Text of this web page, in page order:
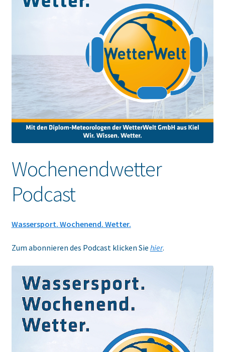
Wochenendwetter
Podcast
Wassersport. Wochenend. Wetter.
Zum abonnieren des Podcast klicken Sie hier.